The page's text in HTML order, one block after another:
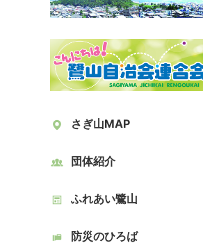
さぎ山MAP
団体紹介
ふれあい鷺山
防災のひろば